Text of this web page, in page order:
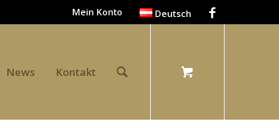
Mein Konto Deutsch
News Kontakt